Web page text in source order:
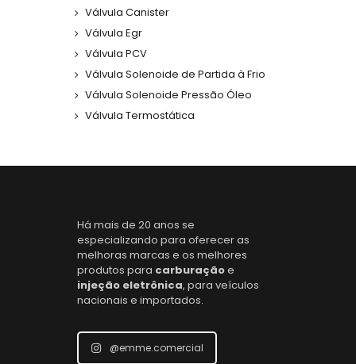
Válvula Canister
Válvula Egr
Válvula PCV
Válvula Solenoide de Partida à Frio
Válvula Solenoide Pressão Óleo
Válvula Termostática
Há mais de 20 anos se
especializando para oferecer as
melhoras marcas e os melhores
produtos para carburaçãoe
injeção eletrônica, para veículos
nacionais e importados.
@emme.comercial